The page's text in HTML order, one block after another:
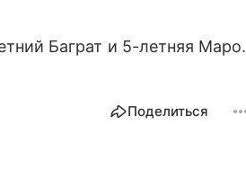
Баграт и 5-летняя Маро.
Поделиться